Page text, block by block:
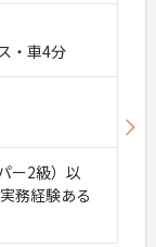
・車4分
ー2級）以
務経験ある